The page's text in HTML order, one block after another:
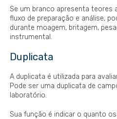
Se um branco apresenta teores
fluxo de preparação e análise,
durante moagem, britagem,
instrumental.
Duplicata
A duplicata é utilizada para
Pode ser uma duplicata de
laboratório.
Sua função é indicar o quanto